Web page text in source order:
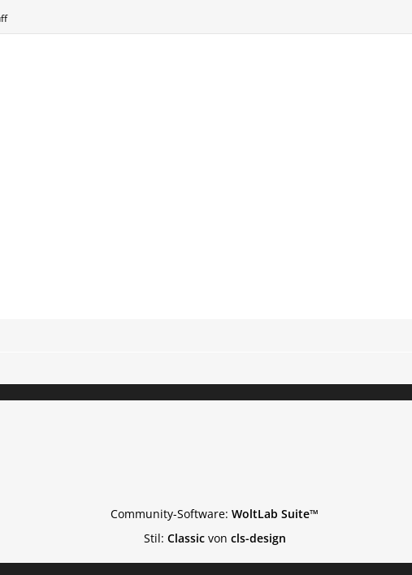
Community-Software: WoltLab Suite™
Stil: Classicvon cls-design